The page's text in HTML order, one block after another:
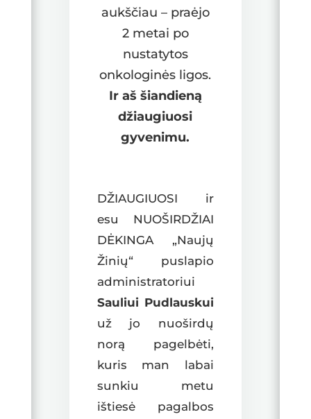
aukščiau – praėjo
2 metai po
nustatytos
onkologinės ligos.
Ir aš šiandieną
džiaugiuosi
gyvenimu.
DŽIAUGIUOSI ir
esu NUOŠIRDŽIAI
DĖKINGA „Naujų
Žinių“ puslapio
administratoriui
Sauliui Pudlauskui
už jo nuoširdų
norą pagelbėti,
kuris man labai
sunkiu metu
ištiesė pagalbos